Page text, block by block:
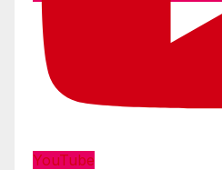
YouTube